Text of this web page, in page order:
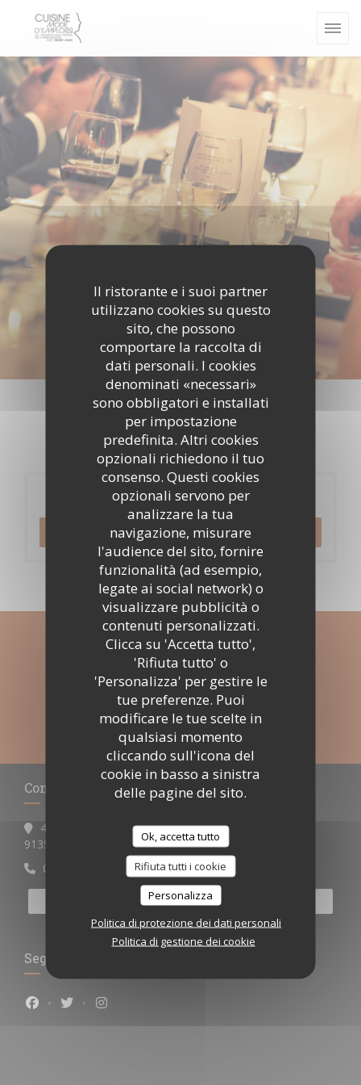
Il ristorante e i suoi partner
utilizzano cookies su questo
sito, che possono
comportare la raccolta di
dati personali. I cookies
denominati «necessari»
sono obbligatori e installati
per impostazione
predefinita. Altri cookies
opzionali richiedono il tuo
consenso. Questi cookies
opzionali servono per
analizzare la tua
navigazione, misurare
l'audience del sito, fornire
funzionalità (ad esempio,
legate ai social network) o
visualizzare pubblicità o
contenuti personalizzati.
Clicca su 'Accetta tutto',
'Rifiuta tutto' o
'Personalizza' per gestire le
tue preferenze. Puoi
modificare le tue scelte in
qualsiasi momento
cliccando sull'icona del
cookie in basso a sinistra
delle pagine del sito.
Ok, accetta tutto
Rifiuta tutti i cookie
Personalizza
Politica di protezione dei dati personali
Politica di gestione dei cookie
Eventi
Prenotazione
PRENOTA
Rimani informato*
Iscriversi alla nostra newsletter per ricevere comunicazioni
personalizzate e offerte di marketing via e-mail.
ABBONATI
Contattaci
4 place Henri Barbusse
91350 Grigny
((apre una nuova finestra))
0698538355ou0967110521
PRENOTA
Seguici
Facebook ((apre una nuova finestra))
Twitter ((apre una nuova finestra))
Instagram ((apre una nuova finestra))